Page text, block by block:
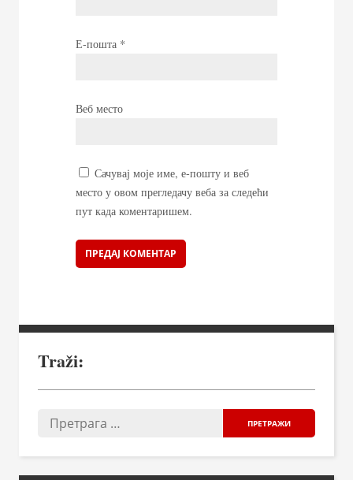
Е-пошта *
Веб место
Сачувај моје име, е-пошту и веб
место у овом прегледачу веба за следећи
пут када коментаришем.
Traži: